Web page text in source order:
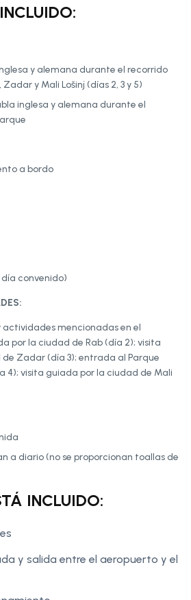
y alemana durante el recorrido
y Mali Lošinj (días 2, 3 y 5)
inglesa y alemana durante el
a bordo
convenido)
actividades mencionadas en el
por la ciudad de Rab (día 2); visita
Zadar (día 3); entrada al Parque
4); visita guiada por la ciudad de Mali
a diario (no se proporcionan toallas de
INCLUIDO:
y salida entre el aeropuerto y el